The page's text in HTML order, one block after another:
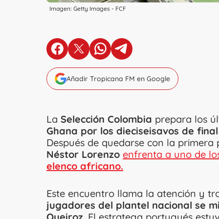
Imagen: Getty Images - FCF
en Facebook
en X en Whatsapp
en Telegram
Añadir Tropicana FM en Google
La Selección Colombia prepara los
Ghana por los dieciseisavos de
Después de quedarse con la
Néstor Lorenzo enfrenta a uno de
elenco africano.
Este encuentro llama la atención y
jugadores del plantel nacional se